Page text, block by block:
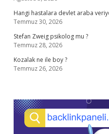
Hangi hastalara devlet araba
Temmuz 30, 2026
Stefan Zweig psikolog mu ?
Temmuz 28, 2026
Kozalak ne ile boy ?
Temmuz 26, 2026